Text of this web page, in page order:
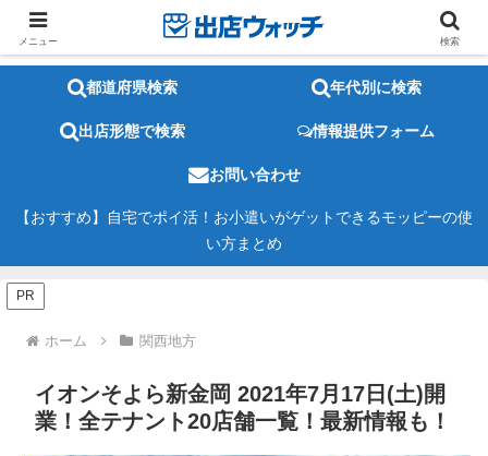
都道府県検索 年代別に検索
出店形態で検索 情報提供フォーム
お問い合わせ
【おすすめ】自宅でポイ活！お小遣いがゲットできるモッピーの使
い方まとめ
PR
ホーム 関西地方
イオンそよら新金岡 2021年7月17日(土)開
業！全テナント20店舗一覧！最新情報も！
メニュー 検索